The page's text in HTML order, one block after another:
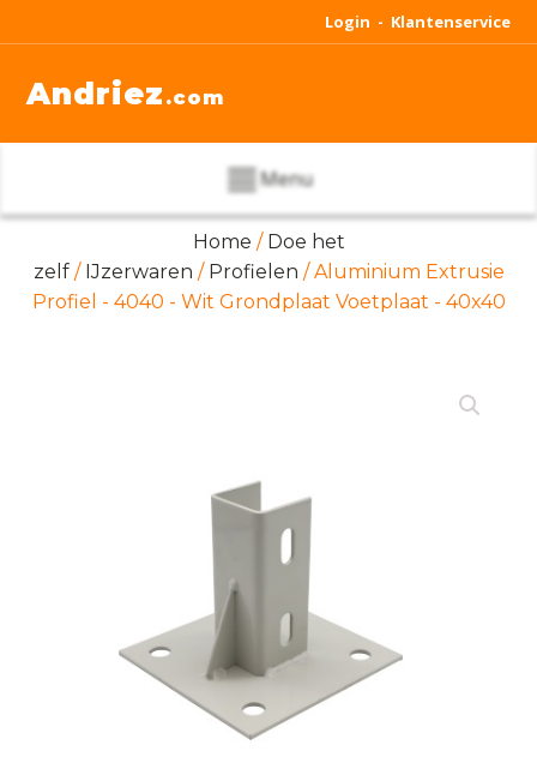
Login - Klantenservice
Andriez .com
Menu
Home / Doe het
zelf/ IJzerwaren / Profielen / Aluminium Extrusie
Profiel - 4040 - Wit Grondplaat Voetplaat - 40x40